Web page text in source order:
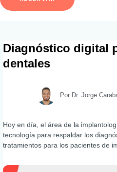
Diagnóstico digital
dentales
Por Dr. Jorge
Hoy en día, el área de la
tecnología para respaldar los
tratamientos para los pacientes de